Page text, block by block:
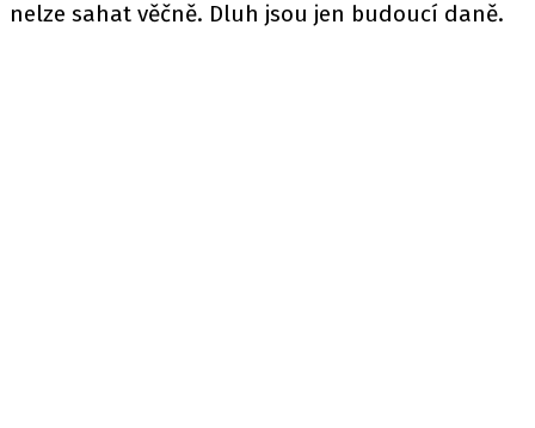
nelze sahat věčně. Dluh jsou jen budoucí daně.